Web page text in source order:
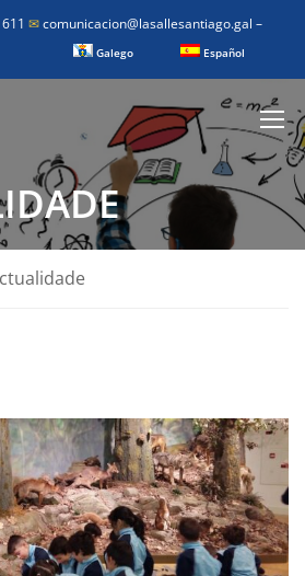
✉comunicacion@lasallesantiago.gal –
Galego Español